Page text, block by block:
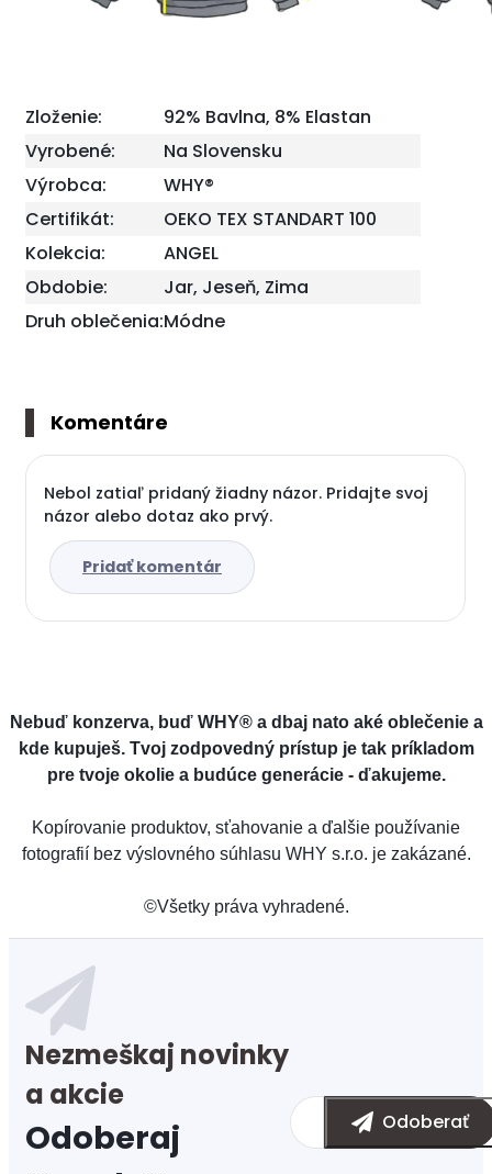
Zloženie:
92% Bavlna, 8% Elastan
Vyrobené:
Na Slovensku
Výrobca:
WHY®
Certifikát:
OEKO TEX STANDART 100
Kolekcia:
ANGEL
Obdobie:
Jar, Jeseň, Zima
Druh oblečenia:Módne
Komentáre
Nebol zatiaľ pridaný žiadny názor. Pridajte svoj
názor alebo dotaz ako prvý.
Pridať komentár
Nebuď konzerva, buď WHY® a dbaj nato aké oblečenie a
kde kupuješ. Tvoj zodpovedný prístup je tak príkladom
pre tvoje okolie a budúce generácie - ďakujeme.
Kopírovanie produktov, sťahovanie a ďalšie používanie
fotografií bez výslovného súhlasu WHY s.r.o. je zakázané.
©Všetky práva vyhradené.